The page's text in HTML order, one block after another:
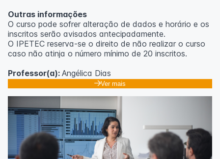
Outras informações
O curso pode sofrer alteração de dados e horário e os
inscritos serão avisados ​​antecipadamente.
O IPETEC reserva-se o direito de não realizar o curso
caso não atinja o número mínimo de 20 inscritos.
Professor(a): Angélica Dias
Ver mais